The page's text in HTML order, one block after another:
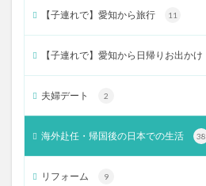
【子連れで】愛知から旅行 11
【子連れで】愛知から日帰りお出かけ
夫婦デート 2
海外赴任・帰国後の日本での生活 38
リフォーム 9